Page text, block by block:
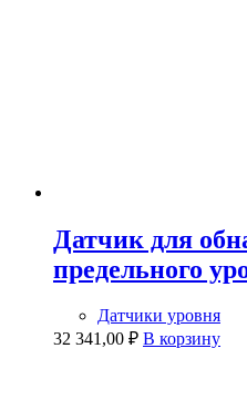
Датчик для
предельного
Датчики уровня
32 341,00 ₽ В корзину